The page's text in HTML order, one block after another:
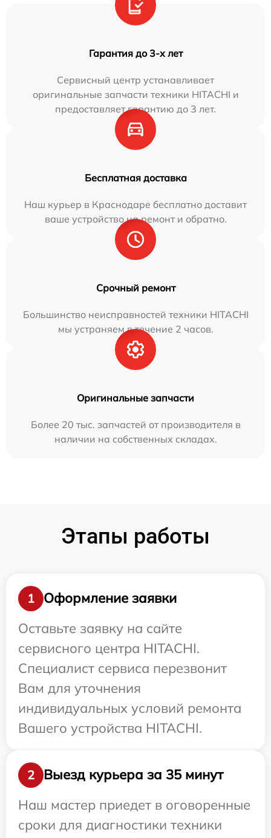
Гарантия до 3-х лет
Сервисный центр устанавливает
оригинальные запчасти техники HITACHI и
предоставляет гарантию до 3 лет.
Бесплатная доставка
Наш курьер в Краснодаре бесплатно доставит
ваше устройство на ремонт и обратно.
Срочный ремонт
Большинство неисправностей техники HITACHI
мы устраняем в течение 2 часов.
Оригинальные запчасти
Более 20 тыс. запчастей от производителя в
наличии на собственных складах.
Этапы работы
1
Оформление заявки
Оставьте заявку на сайте
сервисного центра HITACHI.
Специалист сервиса перезвонит
Вам для уточнения
индивидуальных условий ремонта
Вашего устройства HITACHI.
2
Выезд курьера за 35 минут
Наш мастер приедет в оговоренные
сроки для диагностики техники